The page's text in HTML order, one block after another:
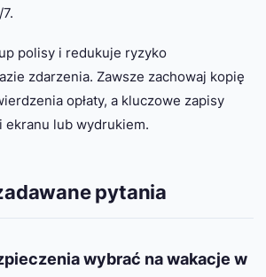
polisy i redukuje ryzyko
zdarzenia. Zawsze zachowaj kopię
opłaty, a kluczowe zapisy
ekranu lub wydrukiem.
pytania
wybrać na wakacje w